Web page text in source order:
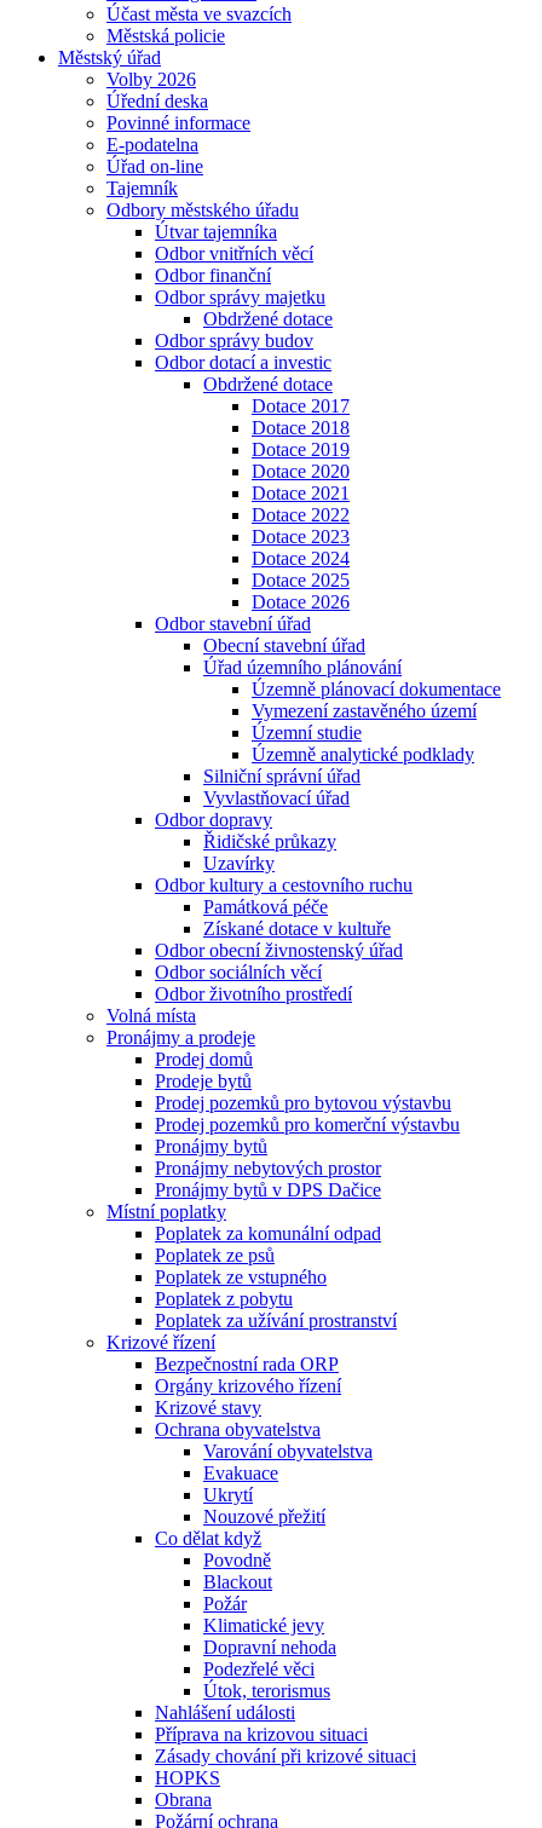
Účast města ve svazcích
Městská policie
Městský úřad
Volby 2026
Úřední deska
Povinné informace
E-podatelna
Úřad on-line
Tajemník
Odbory městského úřadu
Útvar tajemníka
Odbor vnitřních věcí
Odbor finanční
Odbor správy majetku
Obdržené dotace
Odbor správy budov
Odbor dotací a investic
Obdržené dotace
Dotace 2017
Dotace 2018
Dotace 2019
Dotace 2020
Dotace 2021
Dotace 2022
Dotace 2023
Dotace 2024
Dotace 2025
Dotace 2026
Odbor stavební úřad
Obecní stavební úřad
Úřad územního plánování
Územně plánovací dokumentace
Vymezení zastavěného území
Územní studie
Územně analytické podklady
Silniční správní úřad
Vyvlastňovací úřad
Odbor dopravy
Řidičské průkazy
Uzavírky
Odbor kultury a cestovního ruchu
Památková péče
Získané dotace v kultuře
Odbor obecní živnostenský úřad
Odbor sociálních věcí
Odbor životního prostředí
Volná místa
Pronájmy a prodeje
Prodej domů
Prodeje bytů
Prodej pozemků pro bytovou výstavbu
Prodej pozemků pro komerční výstavbu
Pronájmy bytů
Pronájmy nebytových prostor
Pronájmy bytů v DPS Dačice
Místní poplatky
Poplatek za komunální odpad
Poplatek ze psů
Poplatek ze vstupného
Poplatek z pobytu
Poplatek za užívání prostranství
Krizové řízení
Bezpečnostní rada ORP
Orgány krizového řízení
Krizové stavy
Ochrana obyvatelstva
Varování obyvatelstva
Evakuace
Ukrytí
Nouzové přežití
Co dělat když
Povodně
Blackout
Požár
Klimatické jevy
Dopravní nehoda
Podezřelé věci
Útok, terorismus
Nahlášení události
Příprava na krizovou situaci
Zásady chování při krizové situaci
HOPKS
Obrana
Požární ochrana